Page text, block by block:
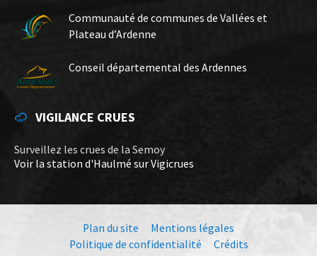
Communauté de communes de Vallées et
Plateau d’Ardenne
Conseil départemental des Ardennes
VIGILANCE CRUES
Surveillez les crues de la Semoy
Voir la station d'Haulmé sur Vigicrues
Plan du site
Mentions légales
Politique de confidentialité
Crédits